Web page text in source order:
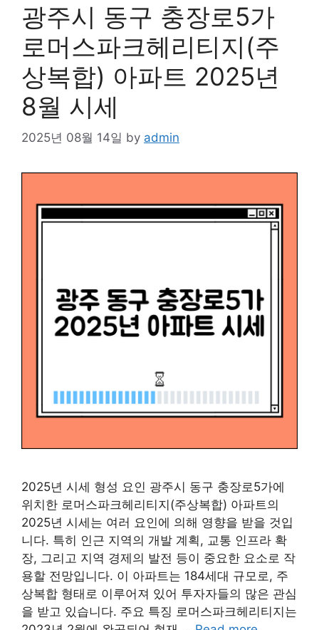
광주시 동구 충장로5가
로머스파크헤리티지(주
상복합) 아파트 2025년
8월 시세
2025년 08월 14일 by admin
2025년 시세 형성 요인 광주시 동구 충장로5가에
위치한 로머스파크헤리티지(주상복합) 아파트의
2025년 시세는 여러 요인에 의해 영향을 받을 것입
니다. 특히 인근 지역의 개발 계획, 교통 인프라 확
장, 그리고 지역 경제의 발전 등이 중요한 요소로 작
용할 전망입니다. 이 아파트는 184세대 규모로, 주
상복합 형태로 이루어져 있어 투자자들의 많은 관심
을 받고 있습니다. 주요 특징 로머스파크헤리티지는